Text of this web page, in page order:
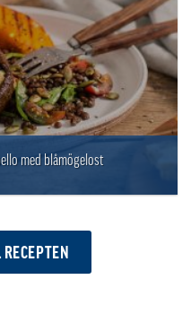
med blåmögelost